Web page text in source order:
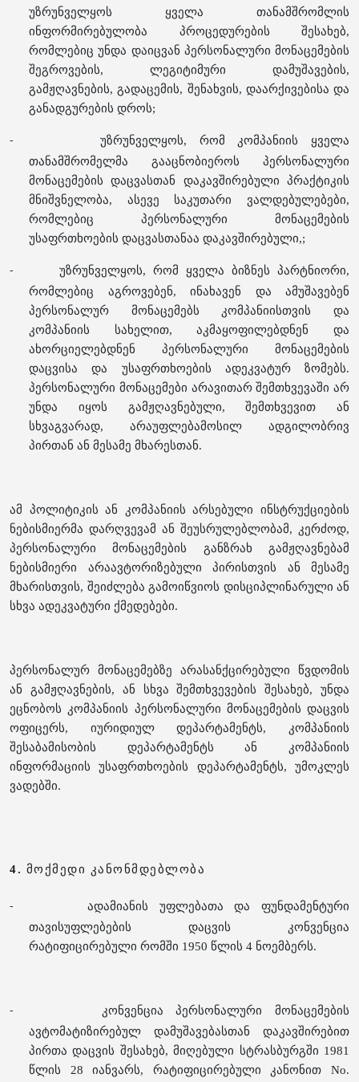
უზრუნველყოს ყველა თანამშრომლის
ინფორმირებულობა პროცედურების შესახებ,
რომლებიც უნდა დაიცვან პერსონალური მონაცემების
შეგროვების, ლეგიტიმური დამუშავების,
გამჟღავნების, გადაცემის, შენახვის, დაარქივებისა და
განადგურების დროს;
-
უზრუნველყოს, რომ კომპანიის ყველა
თანამშრომელმა გააცნობიეროს პერსონალური
მონაცემების დაცვასთან დაკავშირებული პრაქტიკის
მნიშვნელობა, ასევე საკუთარი ვალდებულებები,
რომლებიც პერსონალური მონაცემების
უსაფრთხოების დაცვასთანაა დაკავშირებული,;
-
უზრუნველყოს, რომ ყველა ბიზნეს პარტნიორი,
რომლებიც აგროვებენ, ინახავენ და ამუშავებენ
პერსონალურ მონაცემებს კომპანიისთვის და
კომპანიის სახელით, აკმაყოფილებდნენ და
ახორციელებდნენ პერსონალური მონაცემების
დაცვისა და უსაფრთხოების ადეკვატურ ზომებს.
პერსონალური მონაცემები არავითარ შემთხვევაში არ
უნდა იყოს გამჟღავნებული, შემთხვევით ან
სხვაგვარად, არაუფლებამოსილ ადგილობრივ
პირთან ან მესამე მხარესთან.
ამ პოლიტიკის ან კომპანიის არსებული ინსტრუქციების
ნებისმიერმა დარღვევამ ან შეუსრულებლობამ, კერძოდ,
პერსონალური მონაცემების განზრახ გამჟღავნებამ
ნებისმიერი არაავტორიზებული პირისთვის ან მესამე
მხარისთვის, შეიძლება გამოიწვიოს დისციპლინარული ან
სხვა ადეკვატური ქმედებები.
პერსონალურ მონაცემებზე არასანქცირებული წვდომის
ან გამჟღავნების, ან სხვა შემთხვევების შესახებ, უნდა
ეცნობოს კომპანიის პერსონალური მონაცემების დაცვის
ოფიცერს, იურიდიულ დეპარტამენტს, კომპანიის
შესაბამისობის დეპარტამენტს ან კომპანიის
ინფორმაციის უსაფრთხოების დეპარტამენტს, უმოკლეს
ვადებში.
4. მოქმედი კანონმდებლობა
-
ადამიანის უფლებათა და ფუნდამენტური
თავისუფლებების დაცვის კონვენცია
რატიფიცირებული რომში 1950 წლის 4 ნოემბერს.
-
კონვენცია პერსონალური მონაცემების
ავტომატიზირებულ დამუშავებასთან დაკავშირებით
პირთა დაცვის შესახებ, მიღებული სტრასბურგში 1981
წლის 28 იანვარს, რატიფიცირებული კანონით No.